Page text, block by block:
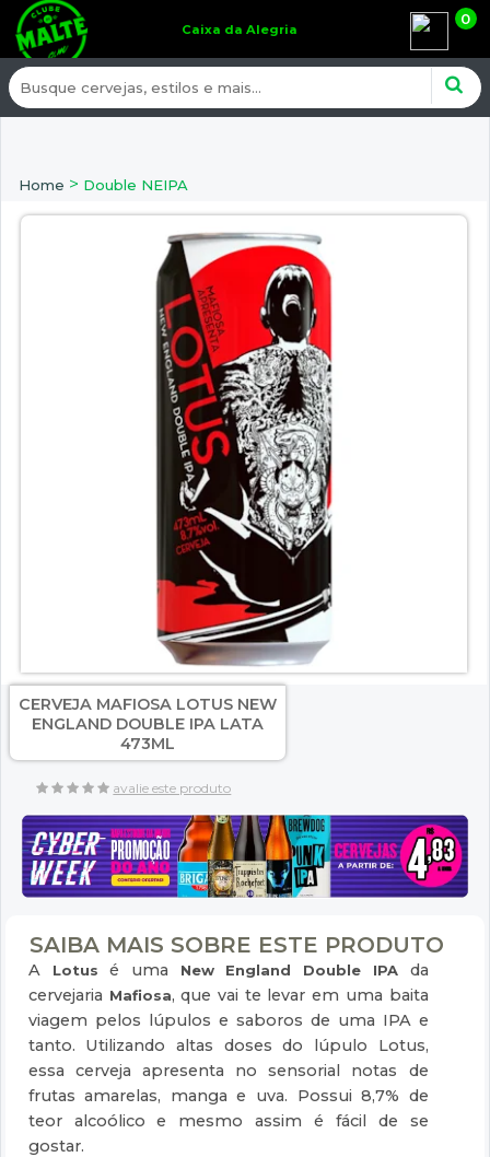
Caixa da Alegria
0
Home > Double NEIPA
CERVEJA MAFIOSA LOTUS NEW
ENGLAND DOUBLE IPA LATA
473ML
avalie este produto
SAIBA MAIS SOBRE ESTE PRODUTO
A Lotus é uma New England Double IPAda
cervejaria Mafiosa, que vai te levar em uma baita
viagem pelos lúpulos e saboros de uma IPA e
tanto. Utilizando altas doses do lúpulo Lotus,
essa cerveja apresenta no sensorial notas de
frutas amarelas, manga e uva. Possui 8,7% de
teor alcoólico e mesmo assim é fácil de se
gostar.